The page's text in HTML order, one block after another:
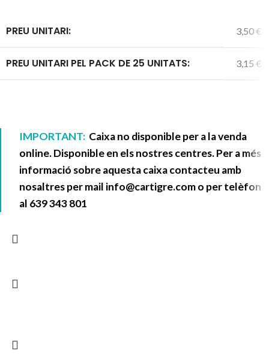
PREU UNITARI: 3,50 €
PREU UNITARI PEL PACK DE 25 UNITATS: 3,15 €
IMPORTANT: Caixa no disponible per a la venda
online. Disponible en els nostres centres. Per a més
informació sobre aquesta caixa contacteu amb
nosaltres per mail info@cartigre.como per telèfon
al 639 343 801